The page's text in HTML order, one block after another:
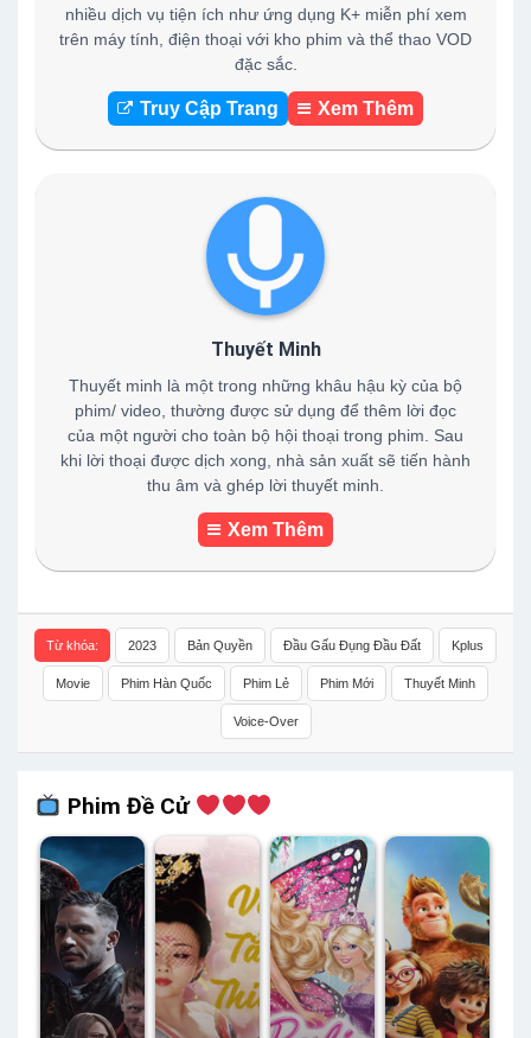
nhiều dịch vụ tiện ích như ứng dụng K+ miễn phí xem
trên máy tính, điện thoại với kho phim và thể thao VOD
đặc sắc.
Truy Cập Trang Xem Thêm
Thuyết Minh
Thuyết minh là một trong những khâu hậu kỳ của bộ
phim/ video, thường được sử dụng để thêm lời đọc
của một người cho toàn bộ hội thoại trong phim. Sau
khi lời thoại được dịch xong, nhà sản xuất sẽ tiến hành
thu âm và ghép lời thuyết minh.
Xem Thêm
Từ khóa: 2023 Bản Quyền Đầu Gấu Đụng Đầu Đất Kplus
Movie Phim Hàn Quốc Phim Lẻ Phim Mới Thuyết Minh
Voice-Over
Phim Đề Cử